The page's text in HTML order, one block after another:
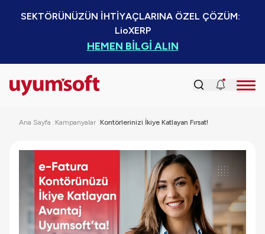
SEKTÖRÜNÜZÜN İHTİYAÇLARINA ÖZEL ÇÖZÜM:
LioXERP
HEMEN BİLGİ ALIN
Ana Sayfa Kampanyalar Kontörlerinizi İkiye Katlayan Fırsat!